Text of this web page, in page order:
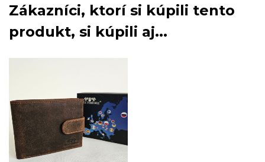
Zákazníci, ktorí si kúpili tento
produkt, si kúpili aj...